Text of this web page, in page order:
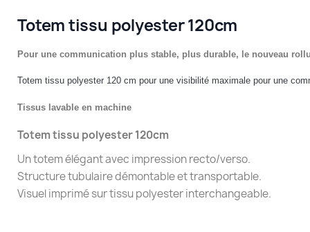
Totem tissu polyester 120cm
Pour une communication plus stable, plus durable, le nouveau
Totem tissu polyester 120 cm pour une visibilité maximale pour une
Tissus lavable en machine
Totem tissu polyester 120cm
Un totem élégant avec impression recto/verso.
Structure tubulaire démontable et transportable.
Visuel imprimé sur tissu polyester interchangeable.